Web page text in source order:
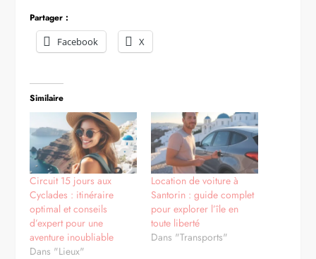
Partager :
Facebook
X
Similaire
Circuit 15 jours aux
Cyclades : itinéraire
optimal et conseils
d’expert pour une
aventure inoubliable
Dans "Lieux"
Location de voiture à
Santorin : guide complet
pour explorer l’île en
toute liberté
Dans "Transports"